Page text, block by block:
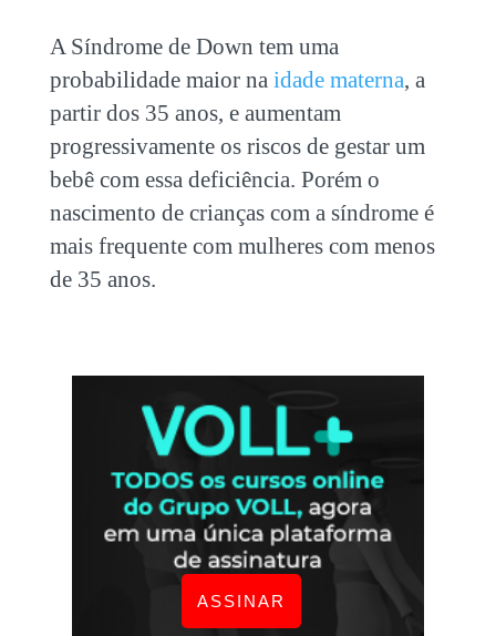
A Síndrome de Down tem uma
probabilidade maior na idade materna, a
partir dos 35 anos, e aumentam
progressivamente os riscos de gestar um
bebê com essa deficiência. Porém o
nascimento de crianças com a síndrome é
mais frequente com mulheres com menos
de 35 anos.
ASSINAR